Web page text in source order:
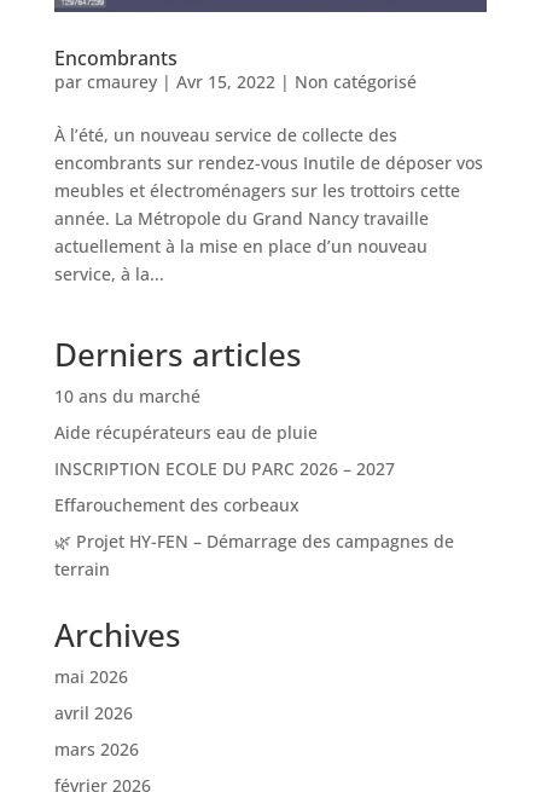
Encombrants
par cmaurey| Avr 15, 2022| Non catégorisé
À l’été, un nouveau service de collecte des
encombrants sur rendez-vous Inutile de déposer vos
meubles et électroménagers sur les trottoirs cette
année. La Métropole du Grand Nancy travaille
actuellement à la mise en place d’un nouveau
service, à la...
Derniers articles
10 ans du marché
Aide récupérateurs eau de pluie
INSCRIPTION ECOLE DU PARC 2026 – 2027
Effarouchement des corbeaux
🌿 Projet HY-FEN – Démarrage des campagnes de
terrain
Archives
mai 2026
avril 2026
mars 2026
février 2026